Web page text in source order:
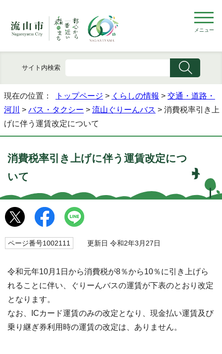
メニュー
サイト内検索
現在の位置： トップページ > くらしの情報 > 交通・道路・
河川 > バス・タクシー > 流山ぐりーんバス > 消費税率引き上
げに伴う運賃改定について
消費税率引き上げに伴う運賃改定につ
いて
ページ番号1002111 更新日 令和2年3月27日
令和元年10月1日から消費税が8％から10％に引き上げら
れることに伴い、ぐりーんバスの運賃が下表のとおり改定
となります。
なお、ICカード運賃のみの改定となり、現金払い運賃及び
乗り継ぎ券利用時の運賃の改定は、ありません。